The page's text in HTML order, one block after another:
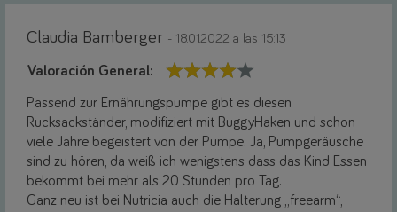
Claudia Bamberger - 18.01.2022 a las 15:13
Valoración General:
Passend zur Ernährungspumpe gibt es diesen
Rucksackständer, modifiziert mit BuggyHaken und schon
viele Jahre begeistert von der Pumpe. Ja, Pumpgeräusche
sind zu hören, da weiß ich wenigstens dass das Kind Essen
bekommt bei mehr als 20 Stunden pro Tag.
Ganz neu ist bei Nutricia auch die Halterung „freearm“,